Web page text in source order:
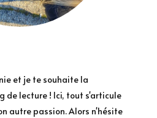
et je te souhaite la
de lecture ! Ici, tout s'articule
autre passion. Alors n'hésite